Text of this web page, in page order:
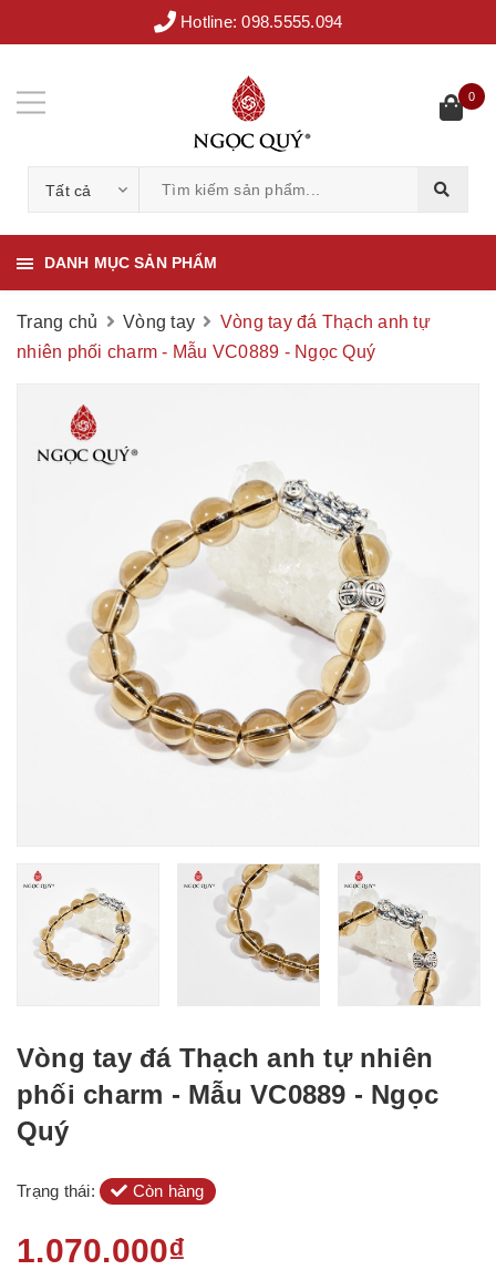
Hotline:098.5555.094
Tất cả
0
DANH MỤC SẢN PHẨM
Trang chủ Vòng tay
Vòng tay đá Thạch anh tự
nhiên phối charm - Mẫu VC0889 - Ngọc Quý
Vòng tay đá Thạch anh tự nhiên
phối charm - Mẫu VC0889 - Ngọc
Quý
Trạng thái: Còn hàng
1.070.000₫